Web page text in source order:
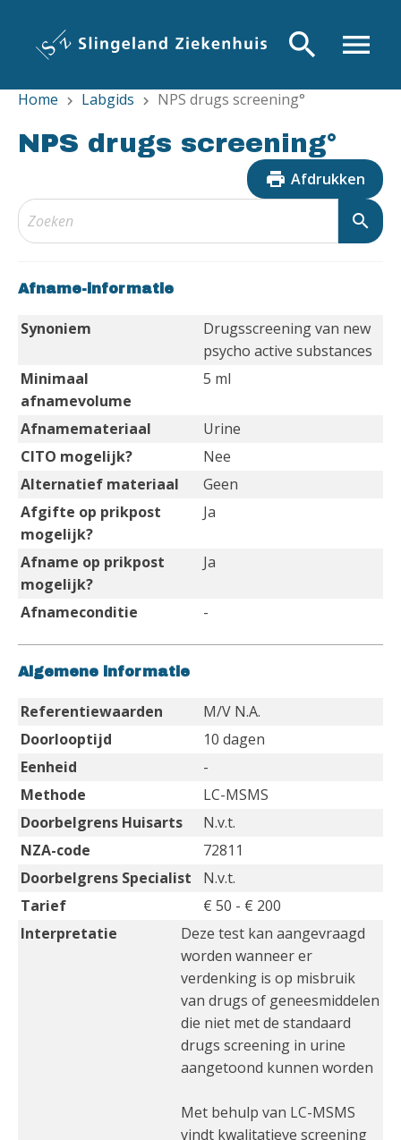
inhoud
menu
search
Home chevron_right Labgids chevron_right NPS drugs screening°
NPS drugs screening°
print Afdrukken
search
Afname-informatie
Synoniem
Drugsscreening van new
psycho active substances
Minimaal
afnamevolume
5 ml
Afnamemateriaal
Urine
CITO mogelijk?
Nee
Alternatief materiaal
Geen
Afgifte op prikpost
mogelijk?
Ja
Afname op prikpost
mogelijk?
Ja
Afnameconditie -
Algemene informatie
Referentiewaarden
M/V N.A.
Doorlooptijd
10 dagen
Eenheid
-
Methode
LC-MSMS
Doorbelgrens Huisarts
N.v.t.
NZA-code
72811
Doorbelgrens Specialist
N.v.t.
Tarief
€ 50 - € 200
Interpretatie
Deze test kan aangevraagd
worden wanneer er
verdenking is op misbruik
van drugs of geneesmiddelen
die niet met de standaard
drugs screening in urine
aangetoond kunnen worden
Met behulp van LC-MSMS
vindt kwalitatieve screening